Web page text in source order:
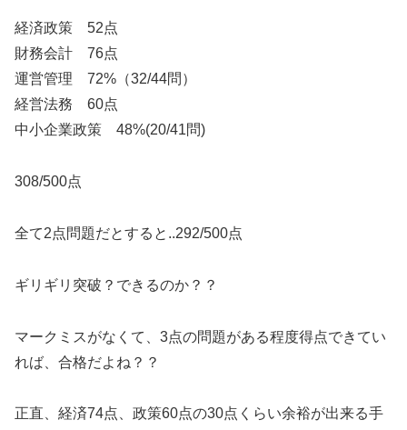
経済政策 52点
財務会計 76点
運営管理 72%（32/44問）
経営法務 60点
中小企業政策 48%(20/41問)
308/500点
全て2点問題だとすると..292/500点
ギリギリ突破？できるのか？？
マークミスがなくて、3点の問題がある程度得点できてい
れば、合格だよね？？
正直、経済74点、政策60点の30点くらい余裕が出来る手